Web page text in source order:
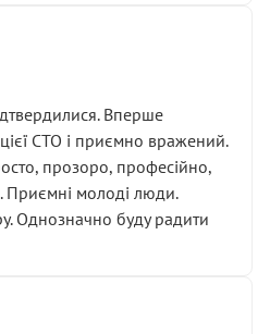
Вперше
СТО і приємно вражений.
прозоро, професійно,
Приємні молоді люди.
Однозначно буду радити